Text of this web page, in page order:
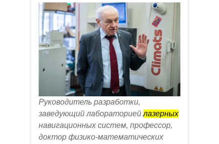
Руководитель разработки,
заведующий лабораториейлазерных
навигационных систем, профессор,
доктор физико-математических